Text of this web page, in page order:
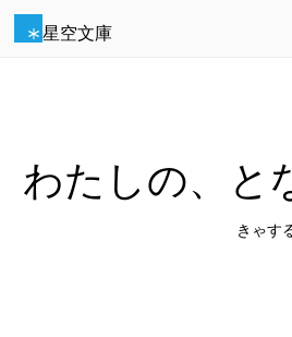
星空文庫
わたしの、と
きゃす